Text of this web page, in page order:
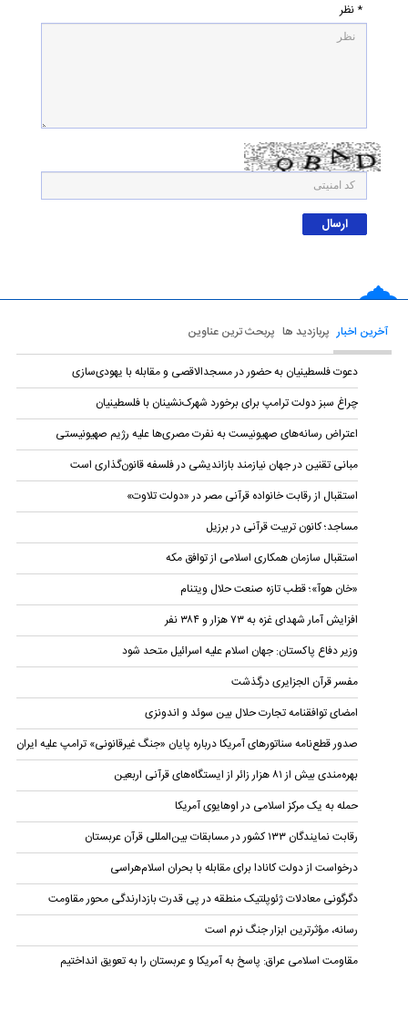
* نظر
آخرین اخبار پربازدید ها پربحث ترین عناوین
دعوت فلسطینیان به حضور در مسجدالاقصی و مقابله با یهودی‌سازی
چراغ سبز دولت ترامپ برای برخورد شهرک‌نشینان با فلسطینیان
اعتراض رسانه‌های صهیونیست به نفرت مصری‌ها علیه رژیم صهیونیستی
مبانی تقنین در جهان نیازمند بازاندیشی در فلسفه قانون‌گذاری است
استقبال از رقابت خانواده قرآنی مصر در «دولت تلاوت»
مساجد؛ کانون تربیت قرآنی در برزیل
استقبال سازمان همکاری اسلامی از توافق مکه
«خان هوآ»؛ قطب تازه صنعت حلال ویتنام
افزایش آمار شهدای غزه به ۷۳ هزار و ۳۸۴ نفر
وزیر دفاع پاکستان: جهان اسلام علیه اسرائیل متحد شود
مفسر قرآن الجزایری درگذشت
امضای توافقنامه تجارت حلال بین سوئد و اندونزی
صدور قطع‌نامه سناتورهای آمریکا درباره پایان «جنگ غیرقانونی» ترامپ علیه ایران
بهره‌مندی بیش از ۸۱ هزار زائر از ایستگاه‌های قرآنی اربعین
حمله به یک مرکز اسلامی در اوهایوی آمریکا
رقابت نمایندگان ۱۳۳ کشور در مسابقات بین‌المللی قرآن عربستان
درخواست از دولت کانادا برای مقابله با بحران اسلام‌هراسی
دگرگونی معادلات ژئوپلتیک منطقه در پی قدرت بازدارندگی محور مقاومت
رسانه، مؤثرترین ابزار جنگ نرم است
مقاومت اسلامی عراق: پاسخ به آمریکا و عربستان را به تعویق انداختیم